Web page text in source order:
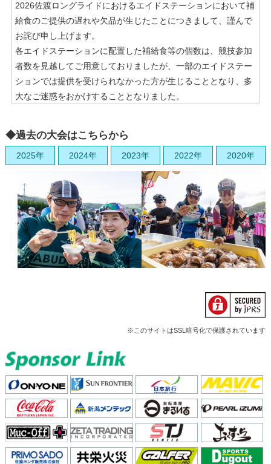
サイトマップ
2026佐渡ロングライドにおけるエイドステーションにおいて補
給食のご提供の遅れや欠品が生じたことにつきまして、謹んで
お詫び申し上げます。
各エイドステーションに配置した補給食等の個数は、競技参加
者数を見越してご用意しておりましたが、一部のエイドステー
ションでは提供を受けられなかった方が生じることとなり、多
大なご迷惑をおかけすることとなりました。
めてまいります。
参加者の皆さまには、大変ご迷惑をおかけいたしましたこと、
改めまして深くお詫び申し上げます。
2025年5月19日
▶おかげさまで2026年大会のすべてのスケジュールが無事
終了しました
5月17日に開催しました「2026佐渡ロングライド210」の本大
会、およびその前後に開催されました各イベントは無事終了し
また、このイベントを支えていただいた協賛各社、協力団体な
らびに早朝からご協力いただいたボランティアスタッフの方々
2026年5月18日
▶ファンライドは本日予定通り開催いたします
「トキの里グラベルライド 33km」につきまして、予定通り本
日開催いたします。
2026年5月17日
▶2026佐渡ロングライド210は予定通り開催いたします
本日、予定通り佐渡ロングライド210を開催いたします。安全
◆過去の大会はこちらから
2025年 2024年 2023年 2022年 2020年
※このサイトはSSL暗号化で保護されています